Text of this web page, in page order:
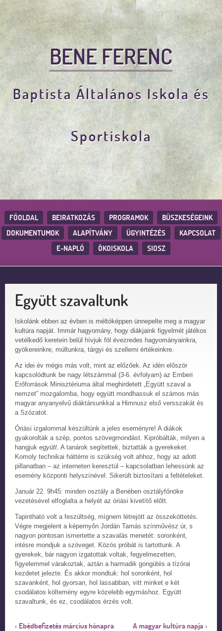
BENE FERENC
Baptista Általános Iskola és
Sportiskola
FŐOLDAL BEIRATKOZÁS PROGRAMOK
BÜSZKESÉGEINK
DOKUMENTUMOK
ALAPÍTVÁNY ÜGYINTÉZÉS
KAPCSOLAT
E-NAPLÓ
ÖKOISKOLA SIOSZ
Együtt szavaltunk
Iskolánk ebben az évben is méltóképpen ünnepelte meg a magyar
kultúra napját. Immár hagyomány, hogy diákjaink figyelmét játékos
vetélkedő keretein belül hívjuk föl évezredes hagyományainkra,
gyökereinkre, múltunkra, tárgyi és szellemi értékeinkre.
Az idei év mégis más volt, mint az előzőek. Az idén először
kapcsolódtunk be nagy létszámmal (3-6. évfolyam) az Emberi
Erőforrások Minisztériuma által meghirdetett „Együtt szaval a
nemzet” mozgalomba, hogy együtt mondhassuk el számos más
magyar anyanyelvű diáktársunkkal a Himnusz első versszakát és
a Szózatot.
Óriási izgalommal készültünk a jeles eseményre! A diákok
gyakorolták a szép, pontos szövegmondást. Kipróbálták, milyen a
hangjuk együtt. A tanárok segítettek, biztatták a gyerekeket.
Komoly technikai háttérre is szükség volt ahhoz, hogy az adott
pillanatban – az interneten keresztül – kapcsolatban lehessünk az
esemény központi helyszínével. Sikerült biztosítani a feltételeket.
Január 22. 9h45: minden osztály a Benében osztályfőnöke
vezetésével elfoglalta a helyét az óriási kivetítő előtt.
Tapintható volt a feszültség, mígnem létrejött az összeköttetés.
Végre megjelent a képernyőn Jordán Tamás színművész úr, s
nagyon pontosan ismertette a szavalás menetét: soronként,
intésre mondjuk a szöveget. Közös próbát is tartottunk. A
gyerekek, bár nagyon izgatottak voltak, fegyelmezetten,
figyelemmel várakoztak, aztán a harmadik gongütés a tízórai
kezdetet jelezte. És akkor mondtuk: hol soronként, hol
szavanként, hol gyorsan, hol lassabban, vitt minket e két
csodálatos költemény egyre közelebb egymáshoz. Együtt
szavaltunk, és ez, csodálatos érzés volt.
‹ Ebédbefizetés március hónapra A magyar kultúra napja ›